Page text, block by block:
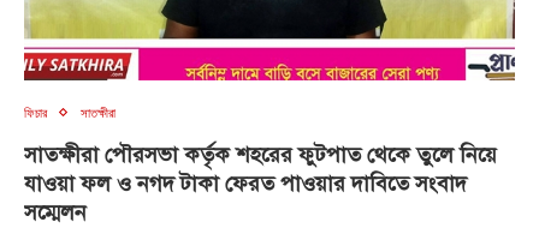
ফিচার সাতক্ষীরা
সাতক্ষীরা পৌরসভা কর্তৃক শহরের ফুটপাত থেকে তুলে নিয়ে
যাওয়া ফল ও নগদ টাকা ফেরত পাওয়ার দাবিতে সংবাদ
সম্মেলন